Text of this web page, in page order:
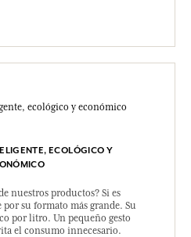
ECOLÓGICO Y
nuestros productos? Si es
su formato más grande. Su
por litro. Un pequeño gesto
el consumo innecesario.